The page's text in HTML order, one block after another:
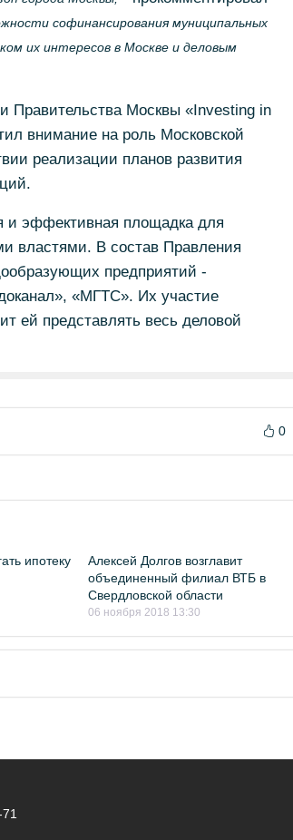
софинансирования муниципальных
их интересов в Москве и деловым
Правительства Москвы «Investing in
внимание на роль Московской
реализации планов развития
и эффективная площадка для
властями. В состав Правления
предприятий -
«МГТС». Их участие
ей представлять весь деловой
0
ипотеку
Алексей Долгов возглавит
объединенный филиал ВТБ в
Свердловской области
06 ноября 2018 13:30